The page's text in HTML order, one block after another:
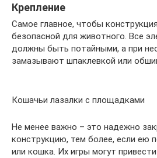
Крепление
Самое главное, чтобы
безопасной для животного. Все
должны быть потайными, а при
замазывают шпаклевкой или
Кошачьи лазалки с площадками
Не менее важно – это надежно
конструкцию, тем более, если ею
или кошка. Их игры могут